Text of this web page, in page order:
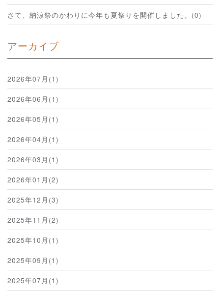
さて、納涼祭のかわりに今年も夏祭りを開催しました。(0)
アーカイブ
2026年07月(1)
2026年06月(1)
2026年05月(1)
2026年04月(1)
2026年03月(1)
2026年01月(2)
2025年12月(3)
2025年11月(2)
2025年10月(1)
2025年09月(1)
2025年07月(1)